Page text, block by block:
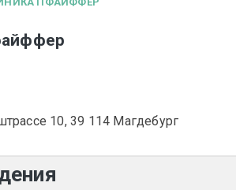
10, 39 114 Магдебург